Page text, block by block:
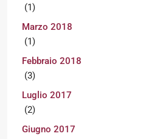
(1)
Marzo 2018
(1)
Febbraio 2018
(3)
Luglio 2017
(2)
Giugno 2017